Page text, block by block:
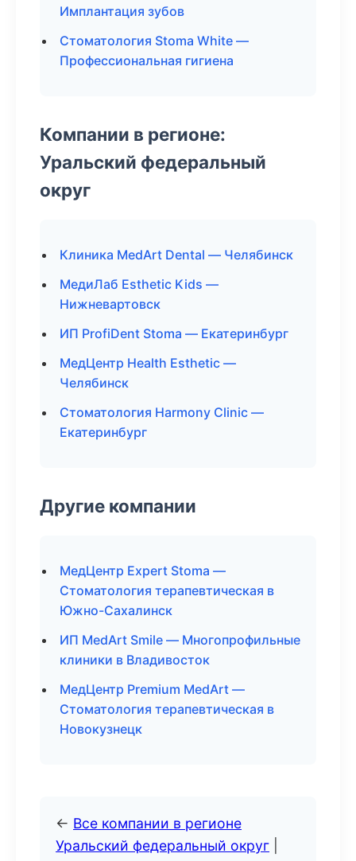
Имплантация зубов
Стоматология Stoma White —
Профессиональная гигиена
Компании в регионе:
Уральский федеральный
округ
Клиника MedArt Dental — Челябинск
МедиЛаб Esthetic Kids —
Нижневартовск
ИП ProfiDent Stoma — Екатеринбург
МедЦентр Health Esthetic —
Челябинск
Стоматология Harmony Clinic —
Екатеринбург
Другие компании
МедЦентр Expert Stoma —
Стоматология терапевтическая в
Южно-Сахалинск
ИП MedArt Smile — Многопрофильные
клиники в Владивосток
МедЦентр Premium MedArt —
Стоматология терапевтическая в
Новокузнецк
← Все компании в регионе
Уральский федеральный округ